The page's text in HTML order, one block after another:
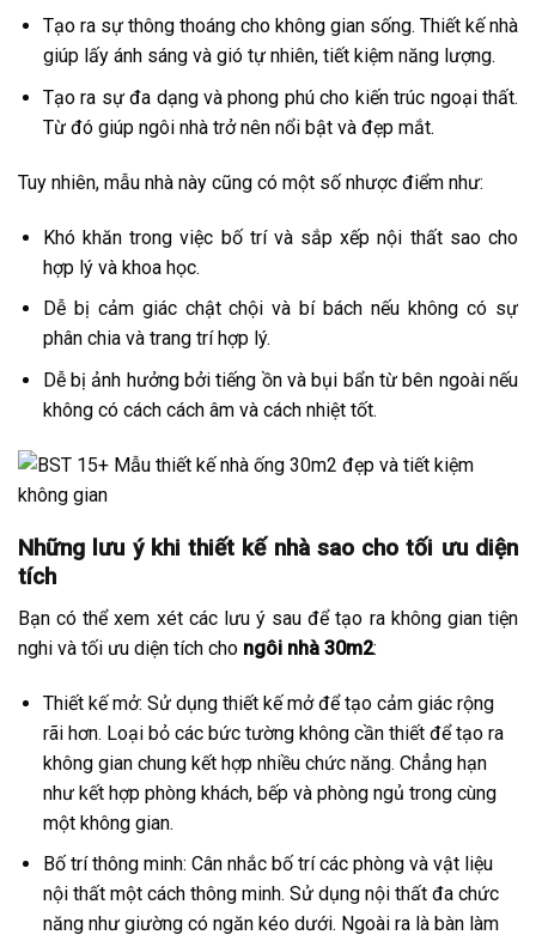
Tạo ra sự thông thoáng cho không gian sống. Thiết kế nhà
giúp lấy ánh sáng và gió tự nhiên, tiết kiệm năng lượng.
Tạo ra sự đa dạng và phong phú cho kiến trúc ngoại thất.
Từ đó giúp ngôi nhà trở nên nổi bật và đẹp mắt.
Tuy nhiên, mẫu nhà này cũng có một số nhược điểm như:
Khó khăn trong việc bố trí và sắp xếp nội thất sao cho
hợp lý và khoa học.
Dễ bị cảm giác chật chội và bí bách nếu không có sự
phân chia và trang trí hợp lý.
Dễ bị ảnh hưởng bởi tiếng ồn và bụi bẩn từ bên ngoài nếu
không có cách cách âm và cách nhiệt tốt.
Những lưu ý khi thiết kế nhà sao cho tối ưu diện
tích
Bạn có thể xem xét các lưu ý sau để tạo ra không gian tiện
nghi và tối ưu diện tích cho ngôi nhà 30m2:
Thiết kế mở: Sử dụng thiết kế mở để tạo cảm giác rộng
rãi hơn. Loại bỏ các bức tường không cần thiết để tạo ra
không gian chung kết hợp nhiều chức năng. Chẳng hạn
như kết hợp phòng khách, bếp và phòng ngủ trong cùng
một không gian.
Bố trí thông minh: Cân nhắc bố trí các phòng và vật liệu
nội thất một cách thông minh. Sử dụng nội thất đa chức
năng như giường có ngăn kéo dưới. Ngoài ra là bàn làm